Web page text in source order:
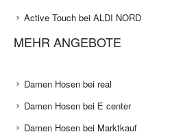
Active Touch bei ALDI NORD
MEHR ANGEBOTE
Damen Hosen bei real
Damen Hosen bei E center
Damen Hosen bei Marktkauf